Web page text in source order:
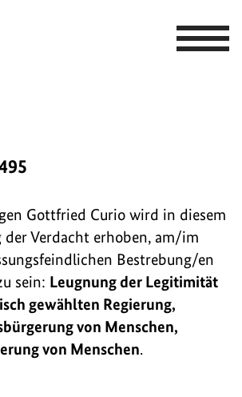
Gottfried Curio wird in diesem
der Verdacht erhoben, am/im
Bestrebung/en
sein: Leugnung der Legitimität
gewählten Regierung,
von Menschen,
von Menschen.